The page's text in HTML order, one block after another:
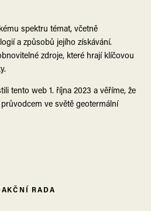
mail a webovou stránku pro budoucí
spektru témat, včetně
a způsobů jejího získávání.
zdroje, které hrají klíčovou
tento web 1. října 2023 a věříme, že
ve světě geotermální
RADA